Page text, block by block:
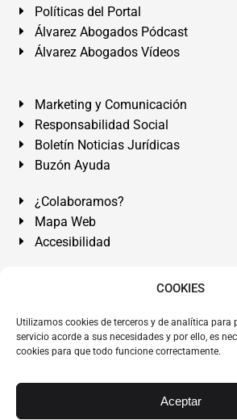
COOKIES
Utilizamos cookies de terceros y de analítica para
servicio acorde a sus necesidades y por ello, es
cookies para que todo funcione correctamente.
Aceptar
Políticas del Portal
Álvarez Abogados Pódcast
Álvarez Abogados Vídeos
Marketing y Comunicación
Responsabilidad Social
Boletín Noticias Jurídicas
Buzón Ayuda
¿Colaboramos?
Mapa Web
Accesibilidad
Álvarez Abogados Tenerife:Calle
de Tenerife. Islas Canarias.
Somos Abogados especialistas del
Tenerife Sur .Mejores
Abogados colegiados y